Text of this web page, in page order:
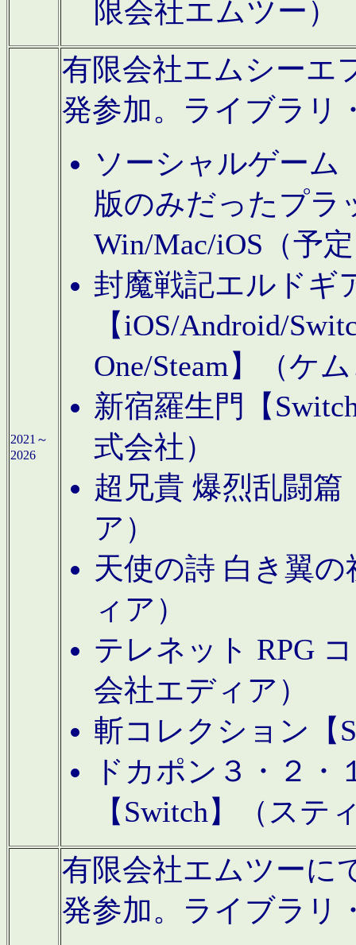
限会社エムツー）
2021～
2026
有限会社エムシーエ
発参加。ライブラリ
ソーシャルゲーム
版のみだったプラ
Win/Mac/iOS（予
封魔戦記エルドギ
【iOS/Android/
One/Steam】（ケ
新宿羅生門【
式会社）
超兄貴 爆烈乱闘篇
ア）
天使の詩 白き翼
ィア）
テレネット RPG
会社エディア）
斬コレクション【
ドカポン３・２
【Switch】（ステ
有限会社エムツーに
発参加。ライブラリ